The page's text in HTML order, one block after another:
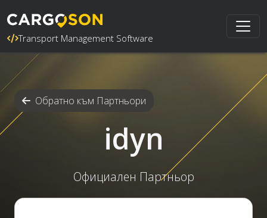
Transport Management Software
Обратно към Партньори
idyn
Официален Партньор